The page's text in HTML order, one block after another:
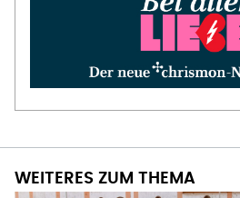
WEITERES ZUM THEMA